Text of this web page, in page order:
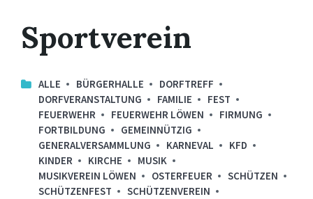
Sportverein
ALLE BÜRGERHALLE
DORFTREFF
DORFVERANSTALTUNG
FAMILIE
FEST
FEUERWEHR
FEUERWEHR LÖWEN
FIRMUNG
FORTBILDUNG
GEMEINNÜTZIG
GENERALVERSAMMLUNG
KARNEVAL
KFD
KINDER
KIRCHE
MUSIK
MUSIKVEREIN LÖWEN
OSTERFEUER
SCHÜTZEN
SCHÜTZENFEST
SCHÜTZENVEREIN